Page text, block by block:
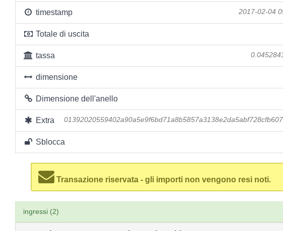
timestamp 2017-02-04
Totale di uscita
tassa
dimensione
Dimensione dell'anello
Extra
Sblocca
Transazione riservata - gli importi non vengono resi noti.
ingressi (2)